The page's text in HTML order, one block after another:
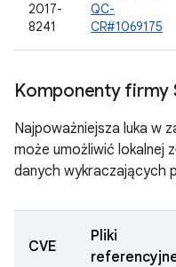
2017-
8241
QC-
CR#1069175
Komponenty firmy
Najpoważniejsza luka w
może umożliwić lokalnej
danych wykraczających
CVE
Pliki